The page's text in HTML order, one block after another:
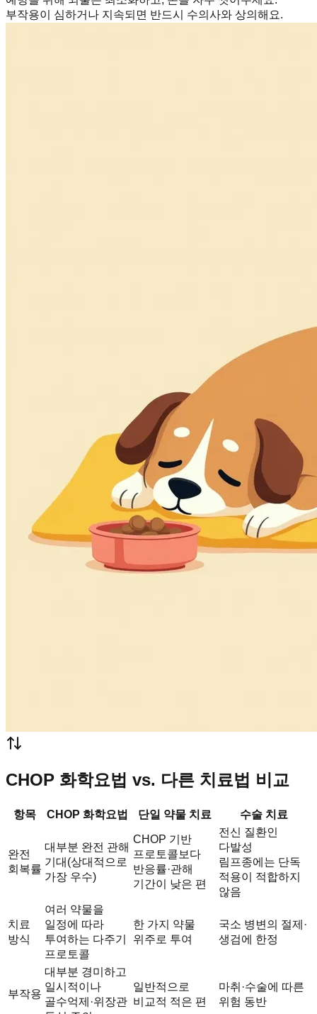
부작용이 심하거나 지속되면 반드시 수의사와 상의해요.
CHOP 화학요법 vs. 다른 치료법 비교
항목 CHOP 화학요법 단일 약물 치료 수술 치료
완전
회복률
대부분 완전 관해
기대(상대적으로
가장 우수)
CHOP 기반
프로토콜보다
반응률·관해
기간이 낮은 편
전신 질환인
다발성
림프종에는 단독
적용이 적합하지
않음
치료
방식
여러 약물을
일정에 따라
투여하는 다주기
프로토콜
한 가지 약물
위주로 투여
국소 병변의 절제·
생검에 한정
부작용
대부분 경미하고
일시적이나
골수억제·위장관
일반적으로
비교적 적은 편
마취·수술에 따른
위험 동반